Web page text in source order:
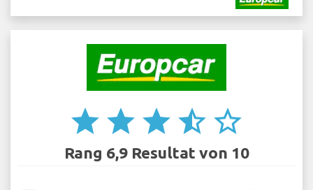
star star star star_half star_border
Rang 6,9 Resultat von 10